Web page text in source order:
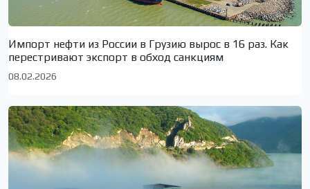
Импорт нефти из России в Грузию вырос в 16 раз. Как
перестривают экспорт в обход санкциям
08.02.2026